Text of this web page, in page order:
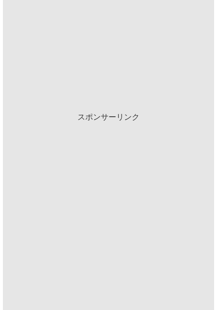
スポンサーリンク